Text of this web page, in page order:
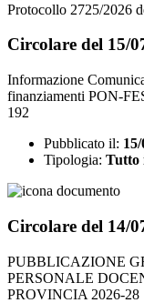
Protocollo 2725/2026
Circolare del 15/
Informazione
finanziamenti PON-
192
Pubblicato il:
Tipologia: Tutto
Circolare del 14/
PUBBLICAZIONE
PERSONALE
PROVINCIA 2026-28